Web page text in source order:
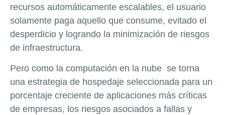
recursos automáticamente escalables, el usuario
solamente paga aquello que consume, evitado el
desperdicio y logrando la minimización de riesgos
de infraestructura.
Pero como la computación en la nube se torna
una estrategia de hospedaje seleccionada para un
porcentaje creciente de aplicaciones más críticas
de empresas, los riesgos asociados a fallas y